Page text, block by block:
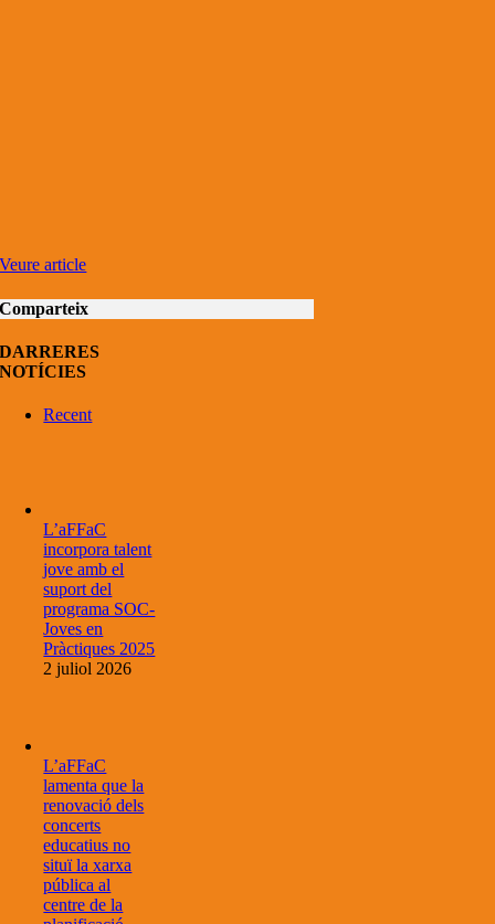
Veure article
Comparteix
DARRERES
NOTÍCIES
Recent
L’aFFaC
incorpora talent
jove amb el
suport del
programa SOC-
Joves en
Pràctiques 2025
2 juliol 2026
L’aFFaC
lamenta que la
renovació dels
concerts
educatius no
situï la xarxa
pública al
centre de la